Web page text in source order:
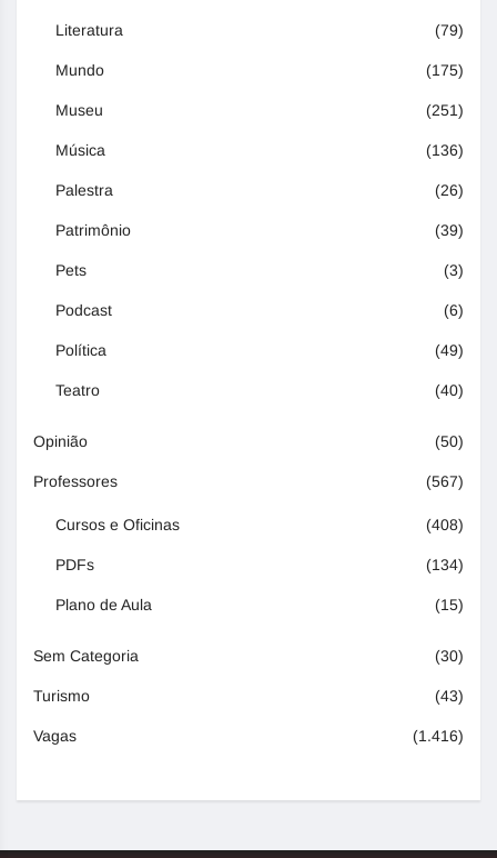
Literatura (79)
Mundo (175)
Museu (251)
Música (136)
Palestra (26)
Patrimônio (39)
Pets (3)
Podcast (6)
Política (49)
Teatro (40)
Opinião (50)
Professores (567)
Cursos e Oficinas (408)
PDFs (134)
Plano de Aula (15)
Sem Categoria (30)
Turismo (43)
Vagas (1.416)